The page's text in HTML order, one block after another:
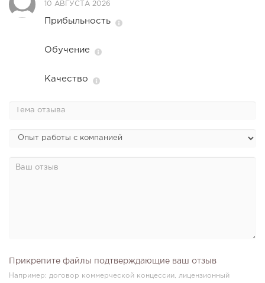
10 АВГУСТА 2026
Прибыльность
Обучение
Качество
Прикрепите файлы подтверждающие ваш отзыв
Например: договор коммерческой концессии, лицензионный